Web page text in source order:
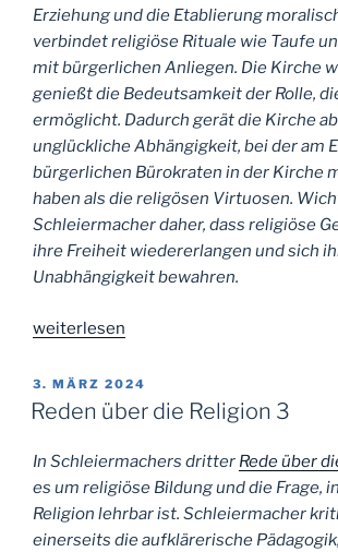
Erziehung und die Etablierung
verbindet religiöse Rituale wie Taufe
mit bürgerlichen Anliegen. Die Kirche
genießt die Bedeutsamkeit der Rolle,
ermöglicht. Dadurch gerät die Kirche
unglückliche Abhängigkeit, bei der am
bürgerlichen Bürokraten in der Kirche
haben als die religösen Virtuosen.
Schleiermacher daher, dass religiöse
ihre Freiheit wiedererlangen und sich
Unabhängigkeit bewahren.
„Reden
die
Religion
weiterlesen
VERÖFFENTLICHT
AM
3. MÄRZ 2024
Reden über die Religion 3
In Schleiermachers dritter Rede über
es um religiöse Bildung und die Frage,
Religion lehrbar ist. Schleiermacher
einerseits die aufklärerische